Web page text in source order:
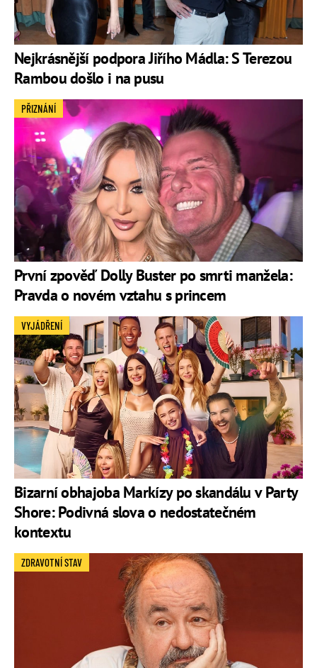
Nejkrásnější podpora Jiřího Mádla: S Terezou
Rambou došlo i na pusu
První zpověď Dolly Buster po smrti manžela:
Pravda o novém vztahu s princem
PŘIZNÁNÍ
Bizarní obhajoba Markízy po skandálu v Party
Shore: Podivná slova o nedostatečném
kontextu
VYJÁDŘENÍ
ZDRAVOTNÍ STAV